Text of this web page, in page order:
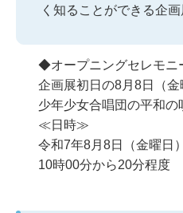
く知ることができる企画
◆オープニングセレモニ
企画展初日の8月8日（
少年少女合唱団の平和
≪日時≫
令和7年8月8日（金曜日）
10時00分から20分程度